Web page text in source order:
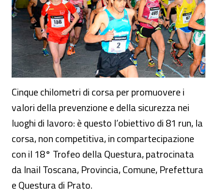
Cinque chilometri di corsa per promuovere i
valori della prevenzione e della sicurezza nei
luoghi di lavoro: è questo l’obiettivo di 81 run, la
corsa, non competitiva, in compartecipazione
con il 18° Trofeo della Questura, patrocinata
da Inail Toscana, Provincia, Comune, Prefettura
e Questura di Prato.